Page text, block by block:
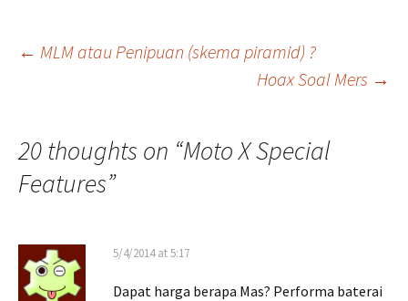
Post
← MLM atau Penipuan (skema piramid) ?
Hoax Soal Mers →
20 thoughts on “Moto X Special
Features”
5/4/2014 at 5:17
Dapat harga berapa Mas? Performa baterai